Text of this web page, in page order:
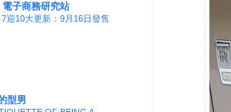
子商務研究站
7迎10大更新：9月16日發售
型男